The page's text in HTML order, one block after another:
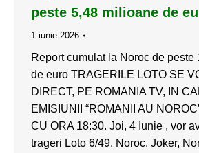
peste 5,48 milioane de
1 iunie 2026
Report cumulat la Noroc de peste
de euro TRAGERILE LOTO SE
DIRECT, PE ROMANIA TV, IN
EMISIUNII “ROMANII AU
CU ORA 18:30. Joi, 4 Iunie , vor
trageri Loto 6/49, Noroc, Joker,